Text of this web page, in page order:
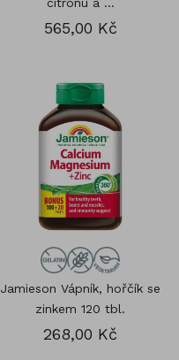
565,00 Kč
Jamieson Vápník, hořčík se
zinkem 120 tbl.
268,00 Kč